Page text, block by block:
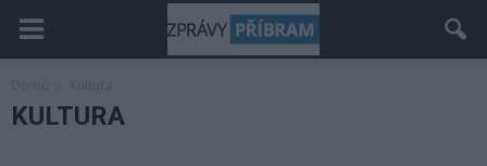
KULTURA